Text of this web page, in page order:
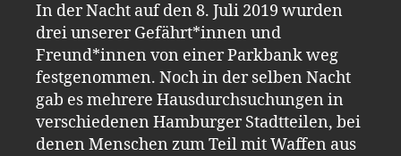
In der Nacht auf den 8. Juli 2019 wurden
drei unserer Gefährt*innen und
Freund*innen von einer Parkbank weg
festgenommen. Noch in der selben Nacht
gab es mehrere Hausdurchsuchungen in
verschiedenen Hamburger Stadtteilen, bei
denen Menschen zum Teil mit Waffen aus